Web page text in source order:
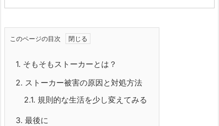
このページの目次
1. そもそもストーカーとは？
2. ストーカー被害の原因と対処方法
2.1. 規則的な生活を少し変えてみる
3. 最後に